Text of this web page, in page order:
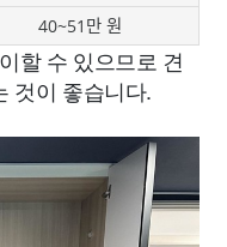
40~51만 원
할 수 있으므로 견
것이 좋습니다.